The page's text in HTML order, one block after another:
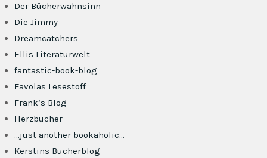
Der Bücherwahnsinn
Die Jimmy
Dreamcatchers
Ellis Literaturwelt
fantastic-book-blog
Favolas Lesestoff
Frank’s Blog
Herzbücher
…just another bookaholic…
Kerstins Bücherblog